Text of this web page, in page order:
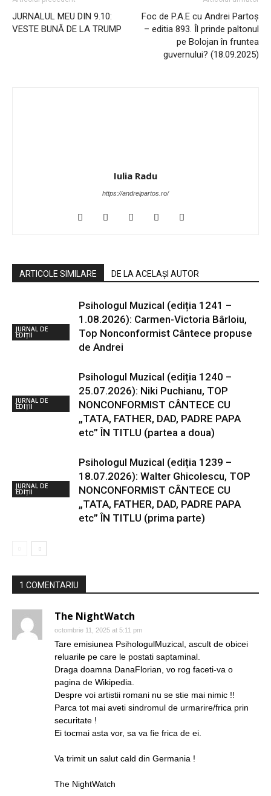
JURNALUL MEU DIN 9.10:
VESTE BUNĂ DE LA TRUMP
Foc de P.A.E cu Andrei Partoș
– editia 893. Îl prinde paltonul
pe Bolojan în fruntea
guvernului? (18.09.2025)
Iulia Radu
https://andreipartos.ro/
ARTICOLE SIMILARE DE LA ACELAȘI AUTOR
JURNAL DE
EDIȚII
Psihologul Muzical (ediția 1241 –
1.08.2026): Carmen-Victoria Bârloiu,
Top Nonconformist Cântece propuse
de Andrei
JURNAL DE
EDIȚII
Psihologul Muzical (ediția 1240 –
25.07.2026): Niki Puchianu, TOP
NONCONFORMIST CÂNTECE CU
„TATA, FATHER, DAD, PADRE PAPA
etc” ÎN TITLU (partea a doua)
JURNAL DE
EDIȚII
Psihologul Muzical (ediția 1239 –
18.07.2026): Walter Ghicolescu, TOP
NONCONFORMIST CÂNTECE CU
„TATA, FATHER, DAD, PADRE PAPA
etc” ÎN TITLU (prima parte)
1 COMENTARIU
The NightWatch
octombrie 11, 2025 at 5:11 pm
Tare emisiunea PsihologulMuzical, ascult de obicei
reluarile pe care le postati saptaminal.
Draga doamna DanaFlorian, vo rog faceti-va o
pagina de Wikipedia.
Despre voi artistii romani nu se stie mai nimic !!
Parca tot mai aveti sindromul de urmarire/frica prin
securitate !
Ei tocmai asta vor, sa va fie frica de ei.
Va trimit un salut cald din Germania !
The NightWatch